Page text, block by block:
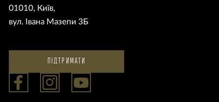
01010, Київ,
вул. Івана Мазепи 3Б
ПІДТРИМАТИ